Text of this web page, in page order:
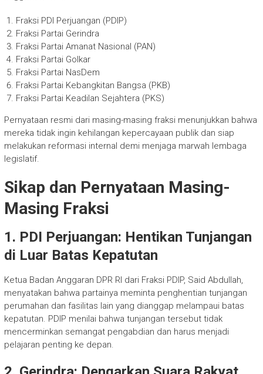
Fraksi PDI Perjuangan (PDIP)
Fraksi Partai Gerindra
Fraksi Partai Amanat Nasional (PAN)
Fraksi Partai Golkar
Fraksi Partai NasDem
Fraksi Partai Kebangkitan Bangsa (PKB)
Fraksi Partai Keadilan Sejahtera (PKS)
Pernyataan resmi dari masing-masing fraksi menunjukkan bahwa
mereka tidak ingin kehilangan kepercayaan publik dan siap
melakukan reformasi internal demi menjaga marwah lembaga
legislatif.
Sikap dan Pernyataan Masing-
Masing Fraksi
1. PDI Perjuangan: Hentikan Tunjangan
di Luar Batas Kepatutan
Ketua Badan Anggaran DPR RI dari Fraksi PDIP, Said Abdullah,
menyatakan bahwa partainya meminta penghentian tunjangan
perumahan dan fasilitas lain yang dianggap melampaui batas
kepatutan. PDIP menilai bahwa tunjangan tersebut tidak
mencerminkan semangat pengabdian dan harus menjadi
pelajaran penting ke depan.